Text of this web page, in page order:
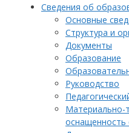
Сведения об
Основные
Структура и
Документы
Образование
Руководство
Материально-
оснащенность